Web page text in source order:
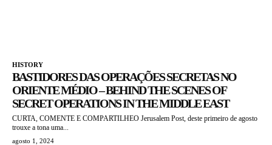
HISTORY
BASTIDORES DAS OPERAÇÕES SECRETAS NO
ORIENTE MÉDIO – BEHIND THE SCENES OF
SECRET OPERATIONS IN THE MIDDLE EAST
CURTA, COMENTE E COMPARTILHEO Jerusalem Post, deste primeiro de agosto
trouxe a tona uma...
agosto 1, 2024